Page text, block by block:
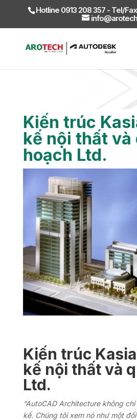
Hotline 0913 208 357 - Tel/
Kiến trúc
kế nội thất và
hoạch Ltd.
Kiến trúc
kế nội thất và
Ltd.
“AutoCAD Architecture không
kế. Chúng tôi xem nó như một